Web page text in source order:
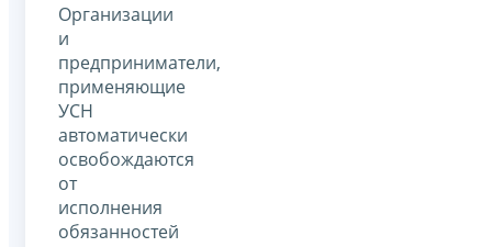
Организации
и
предприниматели,
применяющие
УСН
автоматически
освобождаются
от
исполнения
обязанностей